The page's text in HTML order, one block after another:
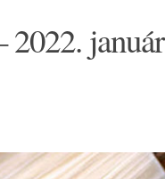
2022. január